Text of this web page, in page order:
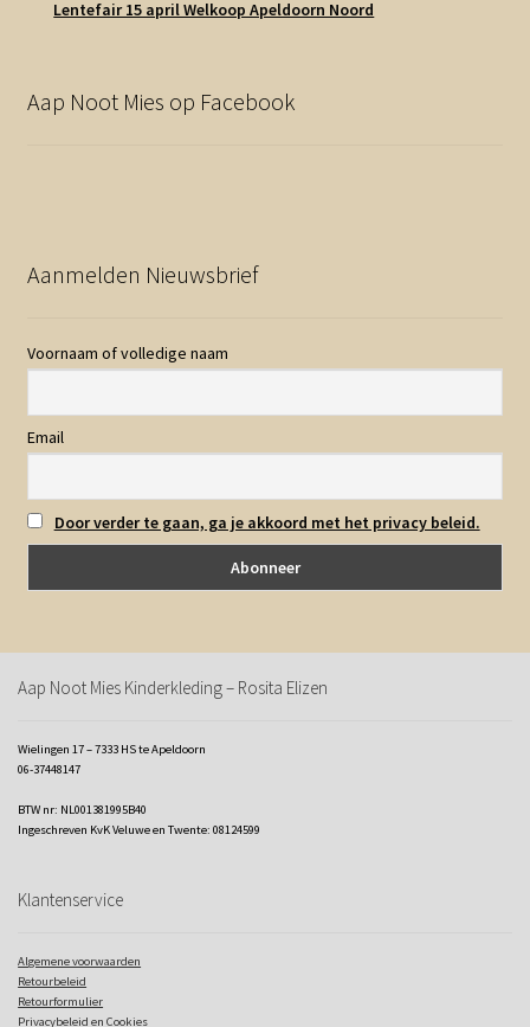
Lentefair 15 april Welkoop Apeldoorn Noord
Aap Noot Mies op Facebook
Aanmelden Nieuwsbrief
Voornaam of volledige naam
Email
Door verder te gaan, ga je akkoord met het privacy beleid.
Aap Noot Mies Kinderkleding – Rosita Elizen
Wielingen 17 – 7333 HS te Apeldoorn
06-37448147
BTW nr: NL001381995B40
Ingeschreven KvK Veluwe en Twente: 08124599
Klantenservice
Algemene voorwaarden
Retourbeleid
Retourformulier
Privacybeleid en Cookies